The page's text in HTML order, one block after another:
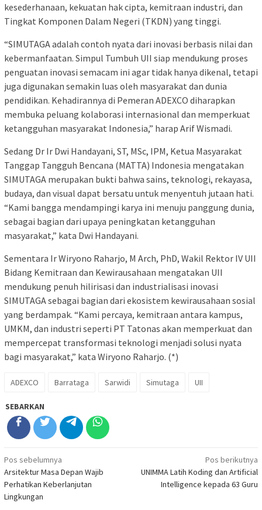
kesederhanaan, kekuatan hak cipta, kemitraan industri, dan
Tingkat Komponen Dalam Negeri (TKDN) yang tinggi.
“SIMUTAGA adalah contoh nyata dari inovasi berbasis nilai dan
kebermanfaatan. Simpul Tumbuh UII siap mendukung proses
penguatan inovasi semacam ini agar tidak hanya dikenal, tetapi
juga digunakan semakin luas oleh masyarakat dan dunia
pendidikan. Kehadirannya di Pemeran ADEXCO diharapkan
membuka peluang kolaborasi internasional dan memperkuat
ketangguhan masyarakat Indonesia,” harap Arif Wismadi.
Sedang Dr Ir Dwi Handayani, ST, MSc, IPM, Ketua Masyarakat
Tanggap Tangguh Bencana (MATTA) Indonesia mengatakan
SIMUTAGA merupakan bukti bahwa sains, teknologi, rekayasa,
budaya, dan visual dapat bersatu untuk menyentuh jutaan hati.
“Kami bangga mendampingi karya ini menuju panggung dunia,
sebagai bagian dari upaya peningkatan ketangguhan
masyarakat,” kata Dwi Handayani.
Sementara Ir Wiryono Raharjo, M Arch, PhD, Wakil Rektor IV UII
Bidang Kemitraan dan Kewirausahaan mengatakan UII
mendukung penuh hilirisasi dan industrialisasi inovasi
SIMUTAGA sebagai bagian dari ekosistem kewirausahaan sosial
yang berdampak. “Kami percaya, kemitraan antara kampus,
UMKM, dan industri seperti PT Tatonas akan memperkuat dan
mempercepat transformasi teknologi menjadi solusi nyata
bagi masyarakat,” kata Wiryono Raharjo. (*)
ADEXCO Barrataga Sarwidi Simutaga UII
SEBARKAN
Navigasi
pos
Pos sebelumnya
Arsitektur Masa Depan Wajib
Perhatikan Keberlanjutan
Lingkungan
Pos berikutnya
UNIMMA Latih Koding dan Artificial
Intelligence kepada 63 Guru